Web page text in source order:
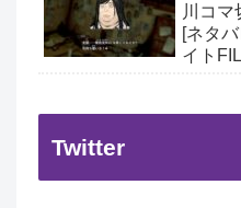
川コマ
[ネタ
イト
Twitter